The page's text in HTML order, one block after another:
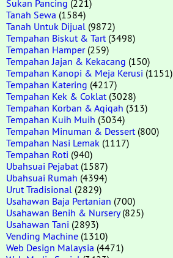
Sukan Pancing (221)
Tanah Sewa (1584)
Tanah Untuk Dijual (9872)
Tempahan Biskut & Tart (3498)
Tempahan Hamper(259)
Tempahan Jajan & Kekacang (150)
Tempahan Kanopi & Meja Kerusi (1151)
Tempahan Katering (4217)
Tempahan Kek & Coklat (3028)
Tempahan Korban & Aqiqah (313)
Tempahan Kuih Muih (3034)
Tempahan Minuman & Dessert (800)
Tempahan Nasi Lemak (1117)
Tempahan Roti (940)
Ubahsuai Pejabat (1587)
Ubahsuai Rumah (4394)
Urut Tradisional (2829)
Usahawan Baja Pertanian (700)
Usahawan Benih & Nursery(825)
Usahawan Tani (2893)
Vending Machine (1310)
Web Design Malaysia (4471)